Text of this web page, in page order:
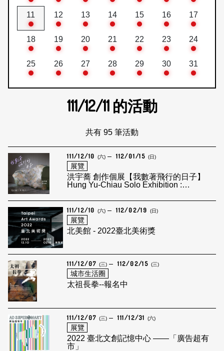
11 12 13 14 15 16 17
18 19 20 21 22 23 24
25 26 27 28 29 30 31
111/12/11 的活動
共有 95 筆活動
111/12/10 (六) 112/01/15 (日)
展覽
洪宇蕎 創作個展【我數著飛行的日子】
Hung Yu-Chiau Solo Exhibition :
111/12/10 (六) 112/02/19 (日)
展覽
北美館 - 2022臺北美術獎
111/12/07 (三) 112/02/15 (三)
城市生活圈
太祖長拳--報名中
111/12/07 (三) 111/12/31 (六)
展覽
2022 臺北文創記憶中心 ——「廣告超有
市」